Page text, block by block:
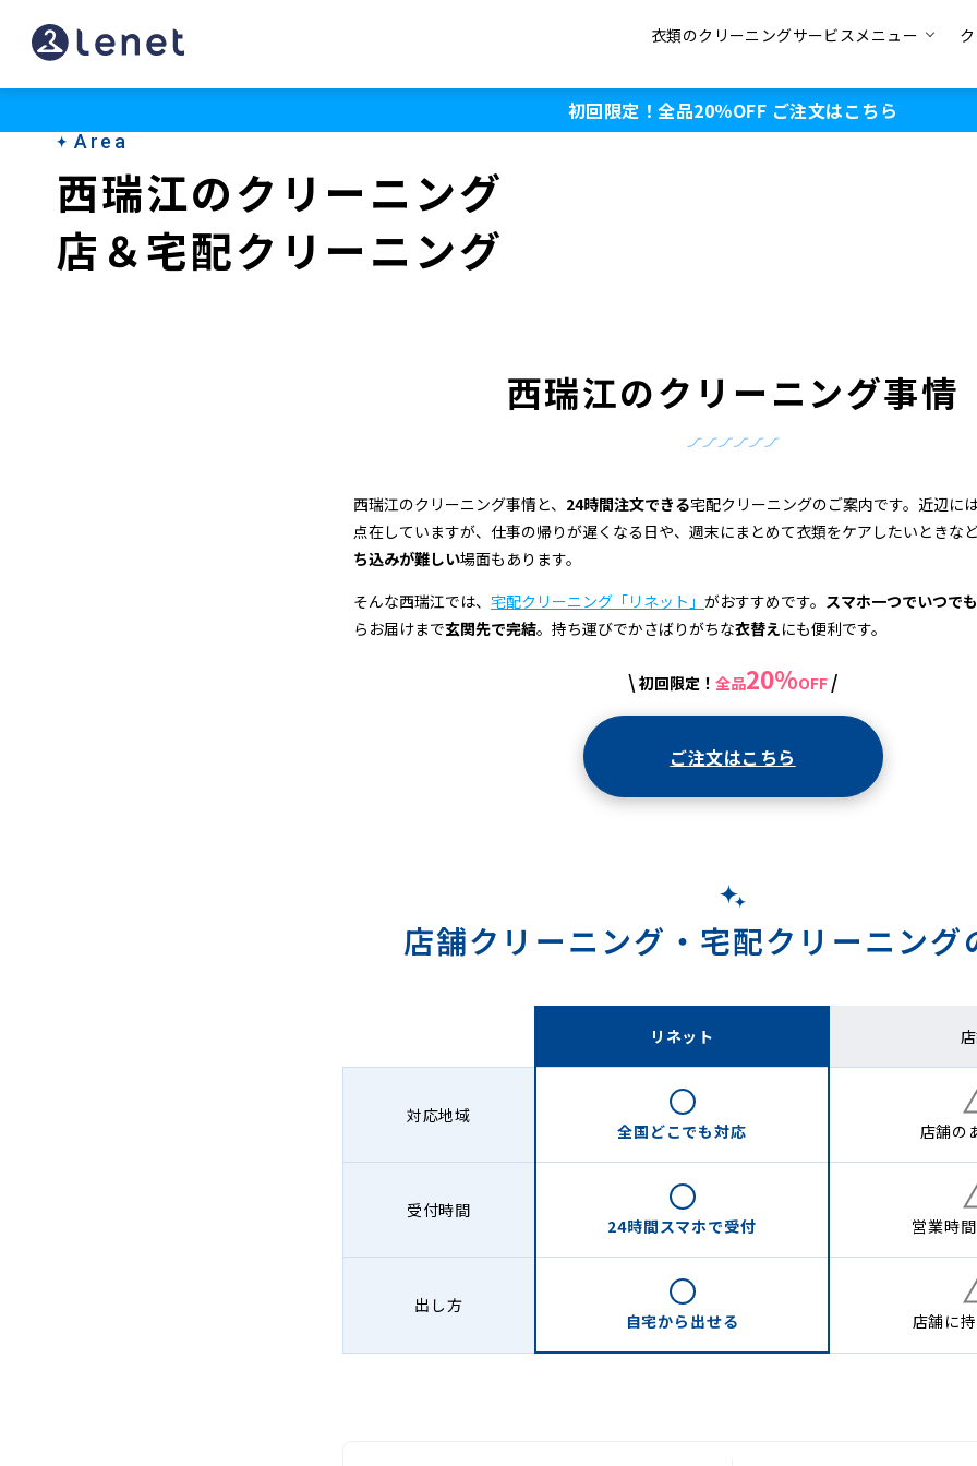
西
瑞
衣類のクリーニングサービスメニュー
初回限定！全品20％OFF ご注文はこちら
Area
西瑞江のクリーニング
店＆宅配クリーニング
西瑞江のクリーニング事情
西瑞江のクリーニング事情と、 24時間注文できる宅配クリーニングのご案内です。近辺に
点在していますが、仕事の帰りが遅くなる日や、週末にまとめて衣類をケアしたいときな
ち込みが難しい場面もあります。
そんな西瑞江では、 宅配クリーニング「リネット」 がおすすめです。 スマホ一つでいつで
らお届けまで玄関先で完結。持ち運びでかさばりがちな衣替えにも便利です。
\ 初回限定！ 全品20%OFF /
ご注文はこちら
店舗クリーニング・ 宅配クリーニング
リネット
対応地域
全国どこでも対応 店舗の
受付時間
24時間スマホで受付 営業時
出し方
自宅から 出せる 店舗に